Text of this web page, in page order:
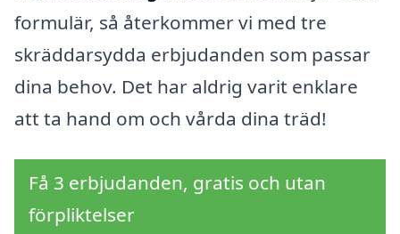
formulär, så återkommer vi med tre
skräddarsydda erbjudanden som passar
dina behov. Det har aldrig varit enklare
att ta hand om och vårda dina träd!
Få 3 erbjudanden, gratis och utan
förpliktelser